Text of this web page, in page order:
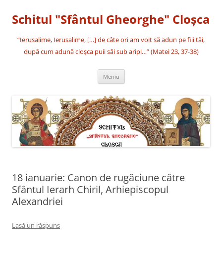
conținut
Schitul "Sfântul Gheorghe" Cloşca
“Ierusalime, Ierusalime, […] de câte ori am voit să adun pe fiii tăi,
după cum adună cloşca puii săi sub aripi…” (Matei 23, 37-38)
Meniu
18 ianuarie: Canon de rugăciune către
Sfântul Ierarh Chiril, Arhiepiscopul
Alexandriei
Lasă un răspuns